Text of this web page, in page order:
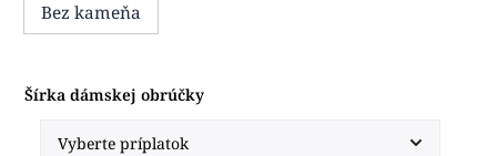
Bez kameňa
Šírka dámskej obrúčky